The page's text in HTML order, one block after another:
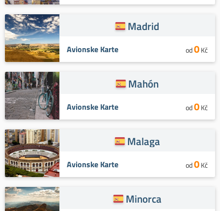
Madrid
Avionske Karte od0Kč
Mahón
Avionske Karte od0Kč
Malaga
Avionske Karte od0Kč
Minorca